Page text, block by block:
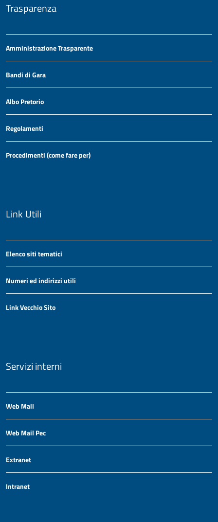
Trasparenza
Amministrazione Trasparente
Bandi di Gara
Albo Pretorio
Regolamenti
Procedimenti (come fare per)
Link Utili
Elenco siti tematici
Numeri ed indirizzi utili
Link Vecchio Sito
Servizi interni
Web Mail
Web Mail Pec
Extranet
Intranet